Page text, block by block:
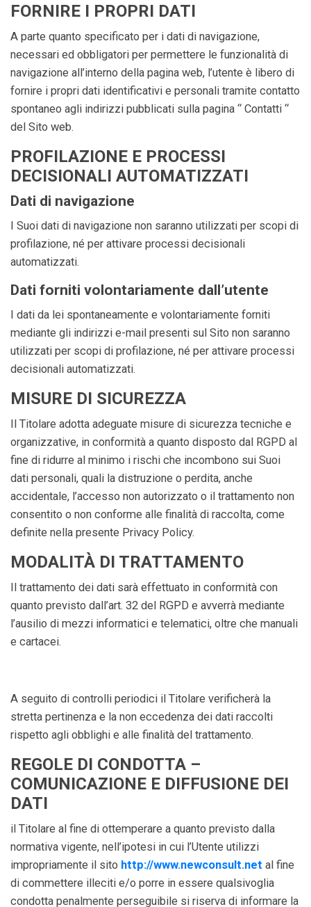
FORNIRE I PROPRI DATI
A parte quanto specificato per i dati di navigazione,
necessari ed obbligatori per permettere le funzionalità di
navigazione all’interno della pagina web, l’utente è libero di
fornire i propri dati identificativi e personali tramite contatto
spontaneo agli indirizzi pubblicati sulla pagina “ Contatti “
del Sito web.
PROFILAZIONE E PROCESSI
DECISIONALI AUTOMATIZZATI
Dati di navigazione
I Suoi dati di navigazione non saranno utilizzati per scopi di
profilazione, né per attivare processi decisionali
automatizzati.
Dati forniti volontariamente dall’utente
I dati da lei spontaneamente e volontariamente forniti
mediante gli indirizzi e-mail presenti sul Sito non saranno
utilizzati per scopi di profilazione, né per attivare processi
decisionali automatizzati.
MISURE DI SICUREZZA
Il Titolare adotta adeguate misure di sicurezza tecniche e
organizzative, in conformità a quanto disposto dal RGPD al
fine di ridurre al minimo i rischi che incombono sui Suoi
dati personali, quali la distruzione o perdita, anche
accidentale, l’accesso non autorizzato o il trattamento non
consentito o non conforme alle finalità di raccolta, come
definite nella presente Privacy Policy.
MODALITÀ DI TRATTAMENTO
Il trattamento dei dati sarà effettuato in conformità con
quanto previsto dall’art. 32 del RGPD e avverrà mediante
l’ausilio di mezzi informatici e telematici, oltre che manuali
e cartacei.
A seguito di controlli periodici il Titolare verificherà la
stretta pertinenza e la non eccedenza dei dati raccolti
rispetto agli obblighi e alle finalità del trattamento.
REGOLE DI CONDOTTA –
COMUNICAZIONE E DIFFUSIONE DEI
DATI
il Titolare al fine di ottemperare a quanto previsto dalla
normativa vigente, nell’ipotesi in cui l’Utente utilizzi
impropriamente il sito http://www.newconsult.net al fine
di commettere illeciti e/o porre in essere qualsivoglia
condotta penalmente perseguibile si riserva di informare la